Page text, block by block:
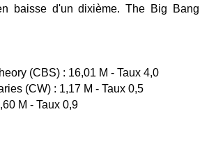
baisse d'un dixième. The Big Bang
(CBS) : 16,01 M - Taux 4,0
(CW) : 1,17 M - Taux 0,5
M - Taux 0,9